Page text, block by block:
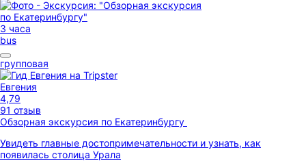
3 часа
bus
групповая
Евгения
4,79
91 отзыв
Обзорная экскурсия по Екатеринбургу
Увидеть главные достопримечательности и узнать, как
появилась столица Урала